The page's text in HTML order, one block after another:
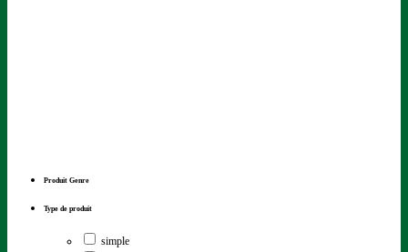
Produit Genre
Type de produit
simple